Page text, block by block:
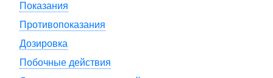
Показания
Противопоказания
Дозировка
Побочные действия